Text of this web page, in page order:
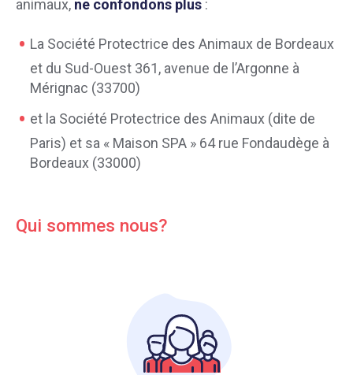
animaux, ne confondons plus :
La Société Protectrice des Animaux de Bordeaux
et du Sud-Ouest 361, avenue de l’Argonne à
Mérignac (33700)
et la Société Protectrice des Animaux (dite de
Paris) et sa « Maison SPA » 64 rue Fondaudège à
Bordeaux (33000)
Qui sommes nous?